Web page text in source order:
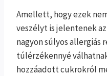
Amellett, hogy ezek
veszélyt is jelentenek
nagyon súlyos allergiás
túlérzékennyé
hozzáadott cukrokról